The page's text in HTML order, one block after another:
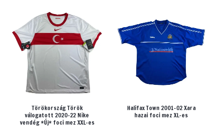
Törökország Török
válogatott 2020-22 Nike
vendég *Új* foci mez XXL-es
Halifax Town 2001-02 Xara
hazai foci mez XL-es